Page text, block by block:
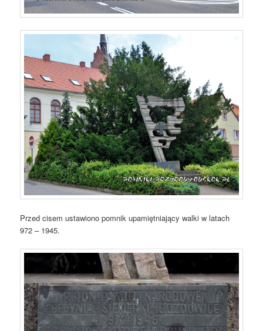
Przed cisem ustawiono pomnik upamiętniający walki w latach
972 – 1945.